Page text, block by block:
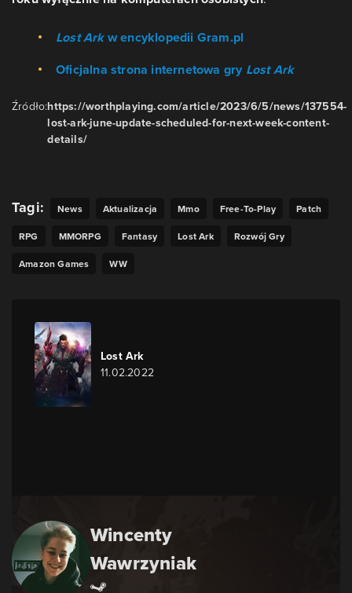
Lost Arkw encyklopedii Gram.pl
Oficjalna strona internetowa gry Lost Ark
Źródło:https://worthplaying.com/article/2023/6/5/news/137554-
lost-ark-june-update-scheduled-for-next-week-content-
details/
Tagi: News Aktualizacja Mmo Free-To-Play
Patch
RPG
MMORPG Fantasy Lost Ark
Rozwój Gry
Amazon Games
WW
Wincenty
Wawrzyniak
Lost Ark
11.02.2022